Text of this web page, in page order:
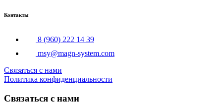
Контакты
8 (960) 222 14 39
msy@magn-system.com
Связаться с нами
Политика конфиденциальности
Связаться с нами